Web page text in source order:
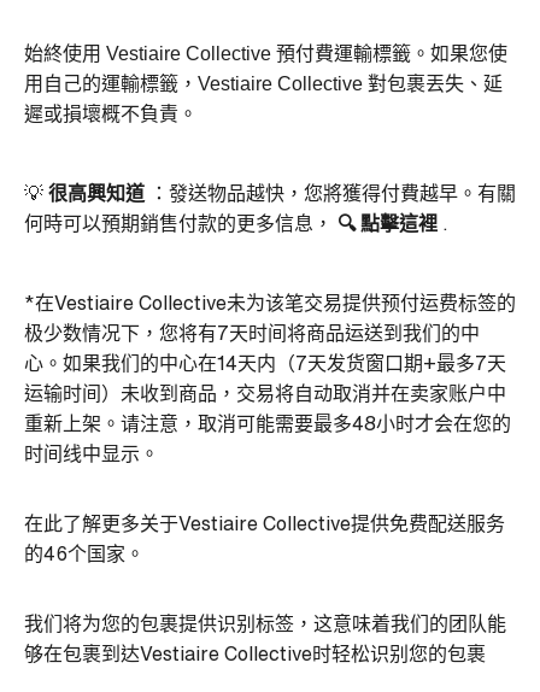
始終使用 Vestiaire Collective 預付費運輸標籤。如果您使
用自己的運輸標籤，Vestiaire Collective 對包裹丟失、延
遲或損壞概不負責。
💡 很高興知道 ：發送物品越快，您將獲得付費越早。有關
何時可以預期銷售付款的更多信息，
🔍 點擊這裡
*在Vestiaire Collective未为该笔交易提供预付运费标签的
极少数情况下，您将有7天时间将商品运送到我们的中
心。如果我们的中心在14天内（7天发货窗口期+最多7天
运输时间）未收到商品，交易将自动取消并在卖家账户中
重新上架。请注意，取消可能需要最多48小时才会在您的
时间线中显示。
在此了解更多关于Vestiaire Collective提供免费配送服务
的46个国家。
我们将为您的包裹提供识别标签，这意味着我们的团队能
够在包裹到达Vestiaire Collective时轻松识别您的包裹